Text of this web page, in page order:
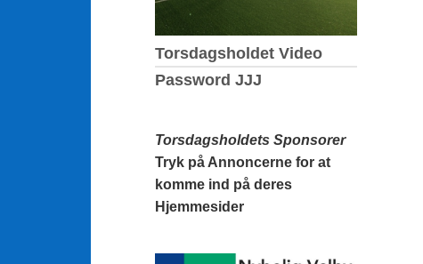
Torsdagsholdet Video
Password JJJ
Torsdagsholdets Sponsorer
Tryk på Annoncerne for at
komme ind på deres
Hjemmesider